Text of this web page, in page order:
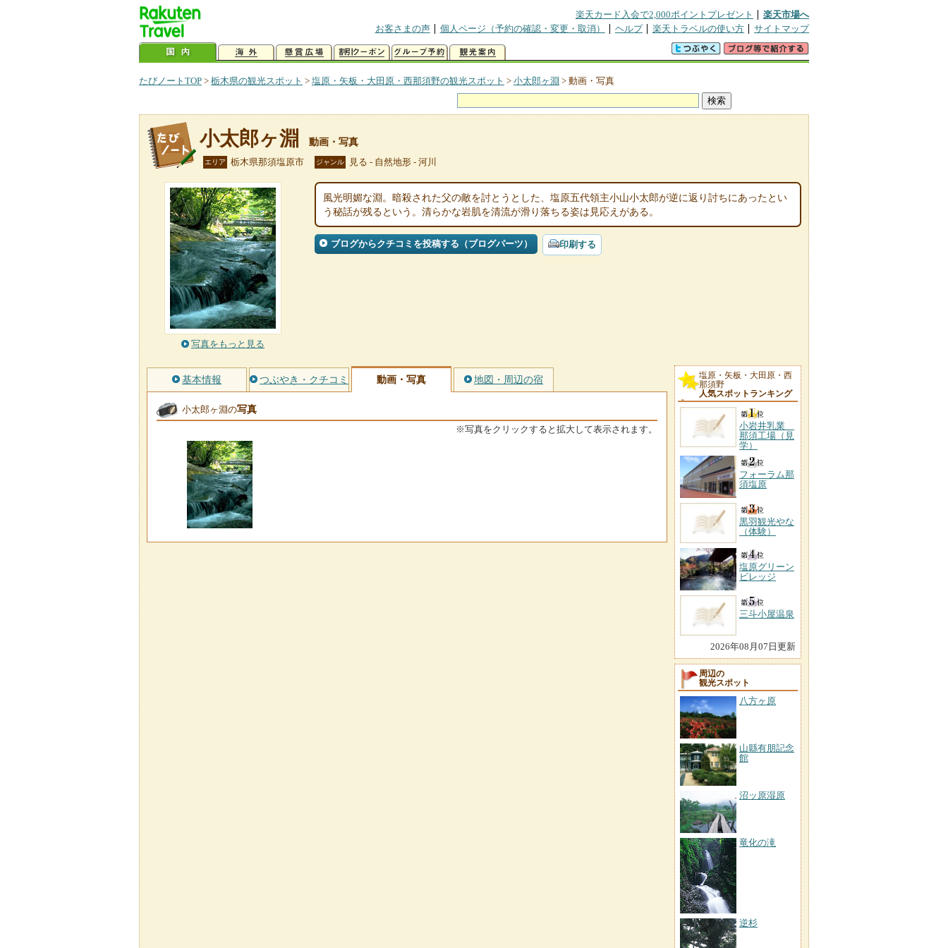
楽天カード入会で2,000ポイントプレゼント
楽天市場へ
お客さまの声
個人ページ（予約の確認・変更・取消） ヘルプ 楽天トラベルの使い方 サイトマップ
たびノートTOP > 栃木県の観光スポット > 塩原・矢板・大田原・西那須野の観光スポット > 小太郎ヶ淵 > 動画・写真
小太郎ヶ淵 動画・写真
エリア 栃木県那須塩原市 ジャンル 見る - 自然地形 - 河川
写真をもっと見る
風光明媚な淵。暗殺された父の敵を討とうとした、塩原五代領主小山小太郎が逆に返り討ちにあったとい
う秘話が残るという。清らかな岩肌を清流が滑り落ちる姿は見応えがある。
ブログからクチコミを投稿する（ブログパーツ） 印刷する
基本情報 つぶやき・クチコミ 動画・写真 地図・周辺の宿
小太郎ヶ淵の写真
※写真をクリックすると拡大して表示されます。
塩原・矢板・大田原・西
那須野
人気スポットランキング
小岩井乳業
那須工場（見
学）
フォーラム那
須塩原
黒羽観光やな
（体験）
塩原グリーン
ビレッジ
三斗小屋温泉
2026年08月07日更新
周辺の
観光スポット
八方ヶ原
山縣有朋記念
館
沼ッ原湿原
竜化の滝
逆杉